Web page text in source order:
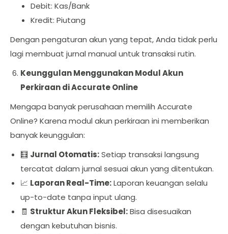
Debit: Kas/Bank
Kredit: Piutang
Dengan pengaturan akun yang tepat, Anda tidak perlu
lagi membuat jurnal manual untuk transaksi rutin.
Keunggulan Menggunakan Modul Akun
Perkiraan di Accurate Online
Mengapa banyak perusahaan memilih Accurate
Online? Karena modul akun perkiraan ini memberikan
banyak keunggulan:
🧮 Jurnal Otomatis:Setiap transaksi langsung
tercatat dalam jurnal sesuai akun yang ditentukan.
📈 Laporan Real-Time:Laporan keuangan selalu
up-to-date tanpa input ulang.
🧾 Struktur Akun Fleksibel:Bisa disesuaikan
dengan kebutuhan bisnis.